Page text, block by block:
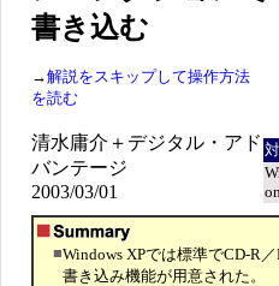
書き込む
→解説をスキップして操作方法
を読む
清水庸介＋デジタル・アド
バンテージ
2003/03/01
■Windows XPでは標準でCD-R
書き込み機能が用意された。